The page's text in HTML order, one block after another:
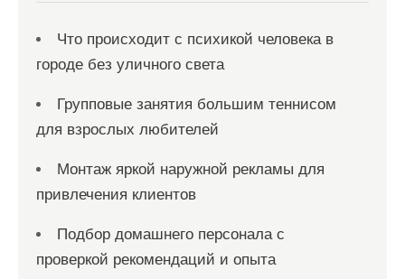
Что происходит с психикой человека в
городе без уличного света
Групповые занятия большим теннисом
для взрослых любителей
Монтаж яркой наружной рекламы для
привлечения клиентов
Подбор домашнего персонала с
проверкой рекомендаций и опыта